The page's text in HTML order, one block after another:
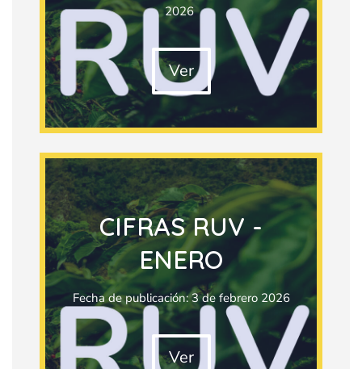
2026
Ver
CIFRAS RUV -
ENERO
Fecha de publicación: 3 de febrero 2026
Ver